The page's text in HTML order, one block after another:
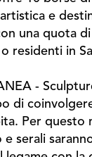
e
una quota
residenti in
-
di
Per questo
serali